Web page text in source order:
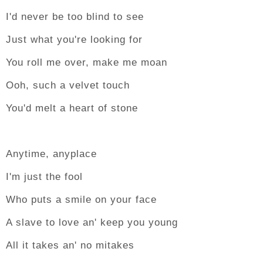
I'd never be too blind to see
Just what you're looking for
You roll me over, make me moan
Ooh, such a velvet touch
You'd melt a heart of stone
Anytime, anyplace
I'm just the fool
Who puts a smile on your face
A slave to love an' keep you young
All it takes an' no mitakes